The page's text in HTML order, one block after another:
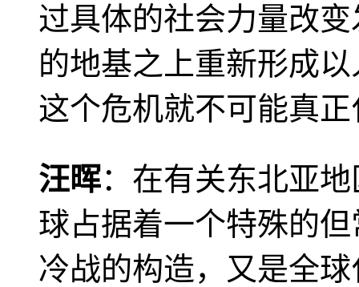
过具体的社会力量改
的地基之上重新形成
这个危机就不可能真
汪晖：在有关东北亚
球占据着一个特殊的
冷战的构造，又是全